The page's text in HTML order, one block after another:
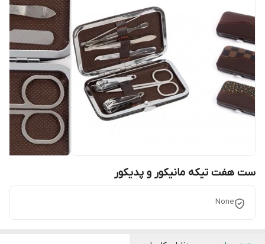
ست هفت تیکه مانیکور و پدیکور
None